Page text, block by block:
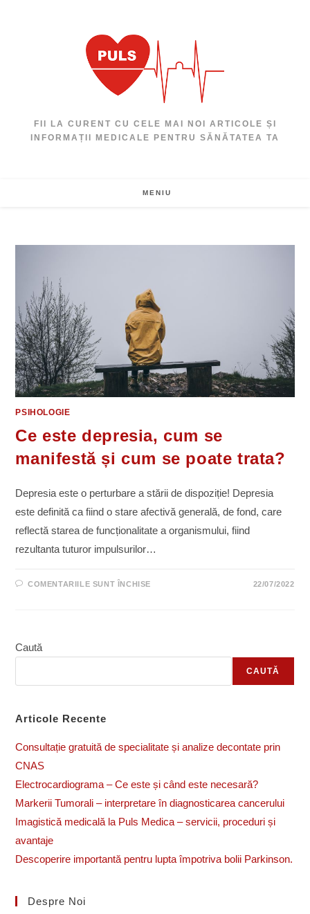
FII LA CURENT CU CELE MAI NOI ARTICOLE ȘI
INFORMAȚII MEDICALE PENTRU SĂNĂTATEA TA
MENIU
PSIHOLOGIE
Ce este depresia, cum se
manifestă și cum se poate trata?
Depresia este o perturbare a stării de dispoziție! Depresia
este definită ca fiind o stare afectivă generală, de fond, care
reflectă starea de funcționalitate a organismului, fiind
rezultanta tuturor impulsurilor…
COMENTARIILE SUNT ÎNCHISE
CUM
TRATA?
22/07/2022
Caută
CAUTĂ
Articole Recente
Consultație gratuită de specialitate și analize decontate prin
CNAS
Electrocardiograma – Ce este și când este necesară?
Markerii Tumorali – interpretare în diagnosticarea cancerului
Imagistică medicală la Puls Medica – servicii, proceduri și
avantaje
Descoperire importantă pentru lupta împotriva bolii Parkinson.
Despre Noi